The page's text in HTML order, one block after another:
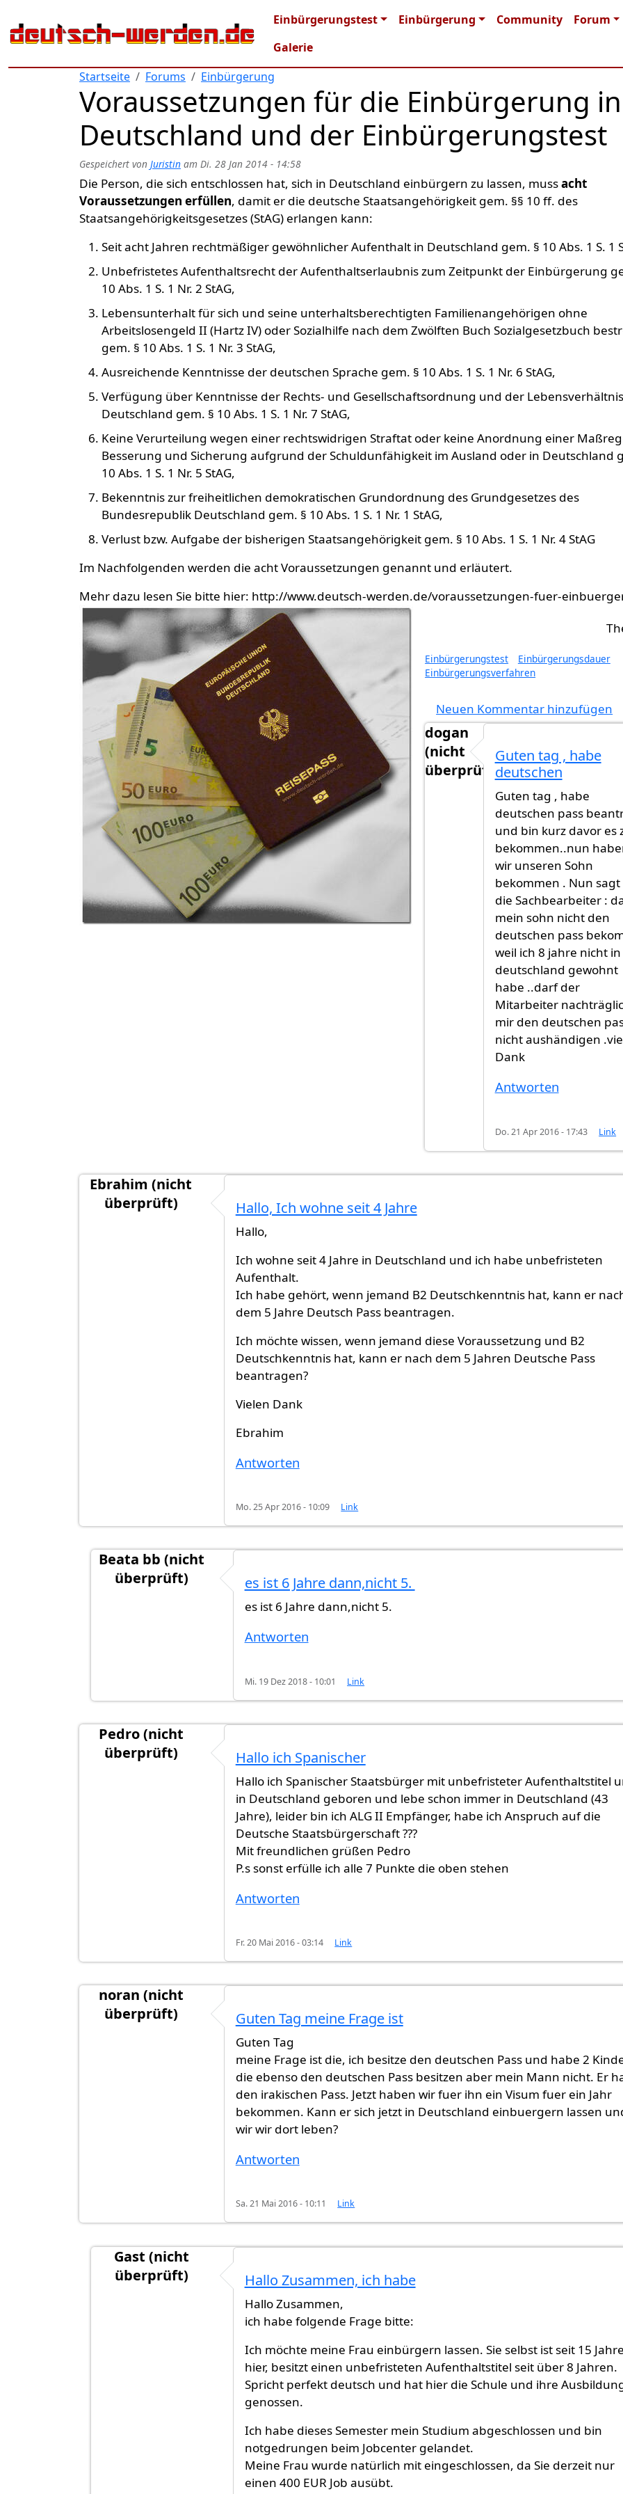
Main navigation
Einbürgerungstest Einbürgerung Community
Forum
Galerie
Startseite
Forums Einbürgerung
Voraussetzungen für die Einbürgerung in
Deutschland und der Einbürgerungstest
Gespeichert von Juristin am Di. 28 Jan 2014 - 14:58
Die Person, die sich entschlossen hat, sich in Deutschland einbürgern zu lassen, mussacht
Voraussetzungen erfüllen, damit er die deutsche Staatsangehörigkeit gem. §§ 10 ff. des
Staatsangehörigkeitsgesetzes (StAG) erlangen kann:
Seit acht Jahren rechtmäßiger gewöhnlicher Aufenthalt in Deutschland gem. § 10 Abs. 1 S. 1
Unbefristetes Aufenthaltsrecht der Aufenthaltserlaubnis zum Zeitpunkt der Einbürgerung
10 Abs. 1 S. 1 Nr. 2 StAG,
Lebensunterhalt für sich und seine unterhaltsberechtigten Familienangehörigen ohne
Arbeitslosengeld II (Hartz IV) oder Sozialhilfe nach dem Zwölften Buch Sozialgesetzbuch
gem. § 10 Abs. 1 S. 1 Nr. 3 StAG,
Ausreichende Kenntnisse der deutschen Sprache gem. § 10 Abs. 1 S. 1 Nr. 6 StAG,
Verfügung über Kenntnisse der Rechts- und Gesellschaftsordnung und der
Deutschland gem. § 10 Abs. 1 S. 1 Nr. 7 StAG,
Keine Verurteilung wegen einer rechtswidrigen Straftat oder keine Anordnung einer
Besserung und Sicherung aufgrund der Schuldunfähigkeit im Ausland oder in Deutschland
10 Abs. 1 S. 1 Nr. 5 StAG,
Bekenntnis zur freiheitlichen demokratischen Grundordnung des Grundgesetzes des
Bundesrepublik Deutschland gem. § 10 Abs. 1 S. 1 Nr. 1 StAG,
Verlust bzw. Aufgabe der bisherigen Staatsangehörigkeit gem. § 10 Abs. 1 S. 1 Nr. 4 StAG
Im Nachfolgenden werden die acht Voraussetzungen genannt und erläutert.
Mehr dazu lesen Sie bitte hier: http://www.deutsch-werden.de/voraussetzungen-fuer-
Einbürgerungstest
Einbürgerungsdauer
Einbürgerungsverfahren
Neuen Kommentar hinzufügen
dogan
(nicht
überprüft)
Guten tag , habe
deutschen
Guten tag , habe
deutschen pass
und bin kurz davor es
bekommen..nun
wir unseren Sohn
bekommen . Nun
die Sachbearbeiter :
mein sohn nicht den
deutschen pass
weil ich 8 jahre nicht in
deutschland gewohnt
habe ..darf der
Mitarbeiter
mir den deutschen
nicht aushändigen
Dank
Antworten
Do. 21 Apr 2016 - 17:43 Link
Ebrahim (nicht
überprüft)
Hallo, Ich wohne seit 4 Jahre
Hallo,
Ich wohne seit 4 Jahre in Deutschland und ich habe unbefristeten
Aufenthalt.
Ich habe gehört, wenn jemand B2 Deutschkenntnis hat, kann er
dem 5 Jahre Deutsch Pass beantragen.
Ich möchte wissen, wenn jemand diese Voraussetzung und B2
Deutschkenntnis hat, kann er nach dem 5 Jahren Deutsche Pass
beantragen?
Vielen Dank
Ebrahim
Antworten
Mo. 25 Apr 2016 - 10:09 Link
Beata bb (nicht
überprüft)
Hallo, Ich wohne seit 4 Jahrevon Ebrahim (nicht überprüft)
es ist 6 Jahre dann,nicht 5.
es ist 6 Jahre dann,nicht 5.
Antworten
Mi. 19 Dez 2018 - 10:01 Link
Pedro (nicht
überprüft)
Hallo ich Spanischer
Hallo ich Spanischer Staatsbürger mit unbefristeter Aufenthaltstitel
in Deutschland geboren und lebe schon immer in Deutschland (43
Jahre), leider bin ich ALG II Empfänger, habe ich Anspruch auf die
Deutsche Staatsbürgerschaft ???
Mit freundlichen grüßen Pedro
P.s sonst erfülle ich alle 7 Punkte die oben stehen
Antworten
Fr. 20 Mai 2016 - 03:14 Link
noran (nicht
überprüft)
Guten Tag meine Frage ist
Guten Tag
meine Frage ist die, ich besitze den deutschen Pass und habe 2
die ebenso den deutschen Pass besitzen aber mein Mann nicht. Er
den irakischen Pass. Jetzt haben wir fuer ihn ein Visum fuer ein Jahr
bekommen. Kann er sich jetzt in Deutschland einbuergern lassen
wir wir dort leben?
Antworten
Sa. 21 Mai 2016 - 10:11 Link
Gast (nicht
überprüft)
Guten Tag meine Frage istvonnoran (nicht überprüft)
Hallo Zusammen, ich habe
Hallo Zusammen,
ich habe folgende Frage bitte:
Ich möchte meine Frau einbürgern lassen. Sie selbst ist seit 15
hier, besitzt einen unbefristeten Aufenthaltstitel seit über 8 Jahren.
Spricht perfekt deutsch und hat hier die Schule und ihre
genossen.
Ich habe dieses Semester mein Studium abgeschlossen und bin
notgedrungen beim Jobcenter gelandet.
Meine Frau wurde natürlich mit eingeschlossen, da Sie derzeit nur
einen 400 EUR Job ausübt.